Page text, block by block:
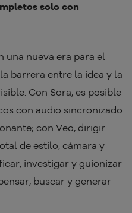
solo con
una nueva era para el
barrera entre la idea y la
Con Sora, es posible
con audio sincronizado
con Veo, dirigir
de estilo, cámara y
investigar y guionizar
buscar y generar